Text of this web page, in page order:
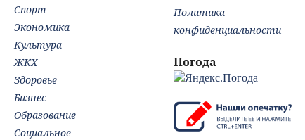
Спорт
Экономика
Культура
ЖКХ
Здоровье
Бизнес
Образование
Социальное
Политика
конфиденциальности
Погода